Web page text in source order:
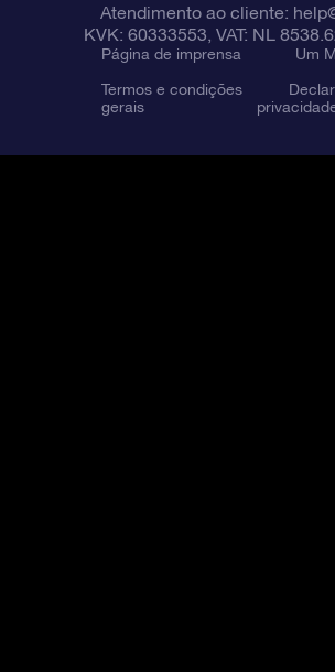
Atendimento ao cliente:
KVK: 60333553, VAT: NL
Página de imprensa
Um
Termos e condições
gerais